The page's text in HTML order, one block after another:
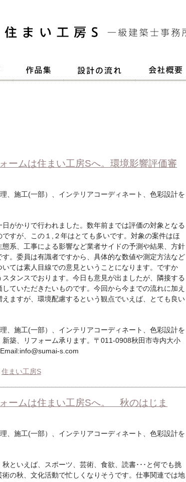
ームは住まい工房Sへ。環境影響評価審
、施工(一部）、インテリアコーディネート、色彩設計を
がかりで行われました。数年前までは評価の対象となる
すが、この１,２年はとても多いです。対象の案件はほ
系、工事による影響など業者サイドの予測や結果、方針
。委員は有識者ですから、具体的な数値や測定方法など
ては素人目線での意見ということになります。ですか
タンスでおります。今日も意見が出ましたが、隣接する
ていただきたいものです。今回から今までの流れに加え
ますが、環境配慮するという観点でいえば、とても良い
、施工(一部）、インテリアコーディネート、色彩設計を
築、リフォーム承ります。〒011-0908秋田市寺内大小
s.com
住まい工房S
ームは住まい工房Sへ。 秋のはじま
、施工(一部）、インテリアコーディネート、色彩設計を
といえば、スポーツ、芸術、食欲、読書･･･と何でも挑
の秋、文化活動で忙しくなりそうです。仕事関連では地